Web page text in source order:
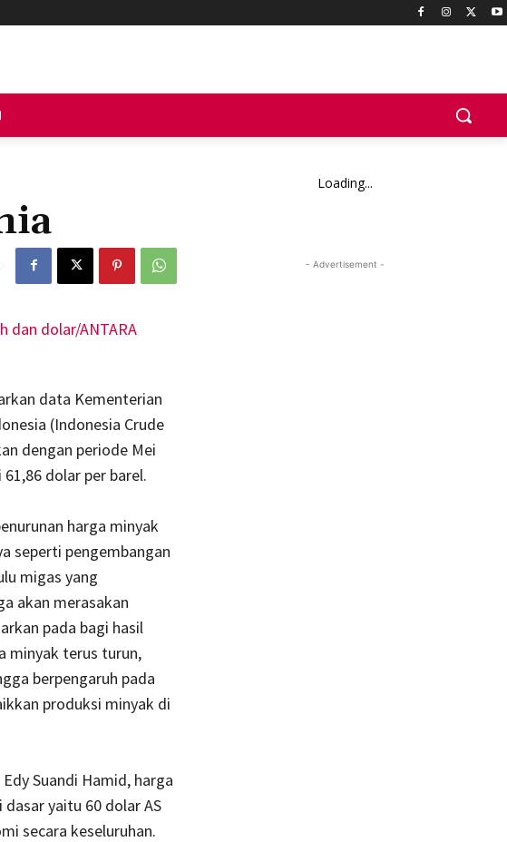
data Kementerian
(Indonesia Crude
dengan periode Mei
dolar per barel.
harga minyak
seperti pengembangan
migas yang
akan merasakan
pada bagi hasil
minyak terus turun,
berpengaruh pada
produksi minyak di
Suandi Hamid, harga
yaitu 60 dolar AS
secara keseluruhan.
Loading...
- Advertisement -